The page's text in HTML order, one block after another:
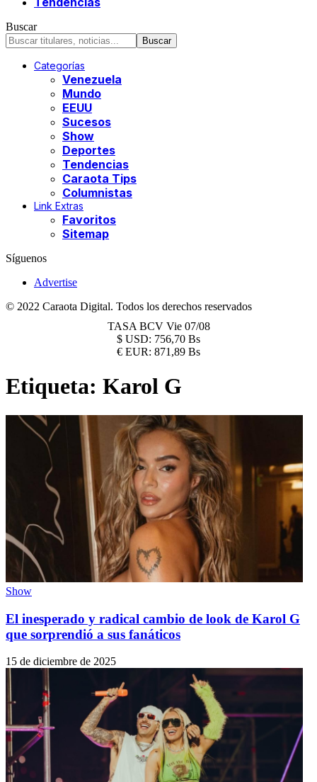
Buscar
Categorías
Venezuela
Mundo
EEUU
Sucesos
Show
Deportes
Tendencias
Caraota Tips
Columnistas
Link Extras
Favoritos
Sitemap
Síguenos
Advertise
© 2022 Caraota Digital. Todos los derechos reservados
TASA BCV Vie 07/08
$ USD: 756,70 Bs
€ EUR: 871,89 Bs
Etiqueta: Karol G
Show
El inesperado y radical cambio de look de Karol G
que sorprendió a sus fanáticos
15 de diciembre de 2025